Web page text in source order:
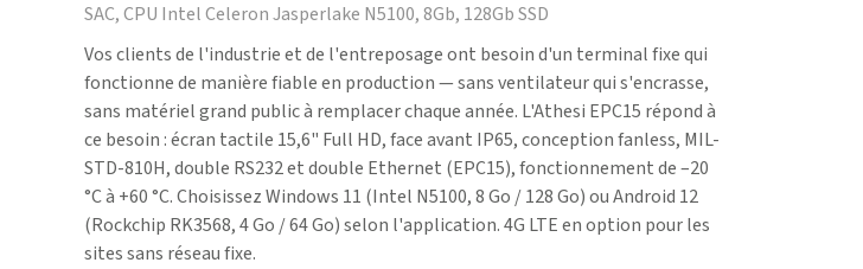
SAC, CPU Intel Celeron Jasperlake N5100, 8Gb, 128Gb SSD
Vos clients de l'industrie et de l'entreposage ont besoin d'un terminal fixe qui
fonctionne de manière fiable en production — sans ventilateur qui s'encrasse,
sans matériel grand public à remplacer chaque année. L'Athesi EPC15 répond à
ce besoin : écran tactile 15,6" Full HD, face avant IP65, conception fanless, MIL-
STD-810H, double RS232 et double Ethernet (EPC15), fonctionnement de –20
°C à +60 °C. Choisissez Windows 11 (Intel N5100, 8 Go / 128 Go) ou Android 12
(Rockchip RK3568, 4 Go / 64 Go) selon l'application. 4G LTE en option pour les
sites sans réseau fixe.